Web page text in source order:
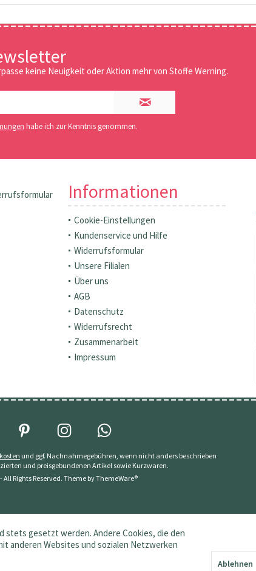
keine Neuigkeit oder Aktion mehr von Stoffe Werning.
habe ich zur Kenntnis genommen.
Informationen
Cookie-Einstellungen
Kundenservice und Hilfe
Widerrufsformular
Unsere Filialen
Über uns
AGB
Datenschutz
Widerrufsrecht
Zusammenarbeit
Impressum
und ggf. Nachnahmegebühren, wenn nicht anders beschrieben
und preisgebundenen Artikel sowie Kurzwaren.
All Rights Reserved. Theme byThemeWare®
gesetzt werden. Andere Cookies, die den
anderen Websites und sozialen Netzwerken
Ablehnen